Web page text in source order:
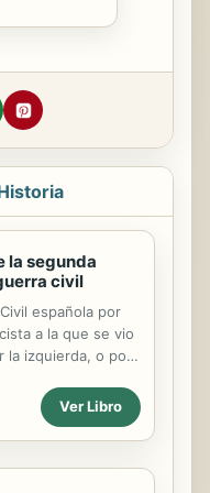
la segunda
civil
española por
a la que se vio
la izquierda, o por
repeler? ¿Quién
¿Qué papel tuvo
de Asturias? Este
de Pío Moa, el
Ver Libro